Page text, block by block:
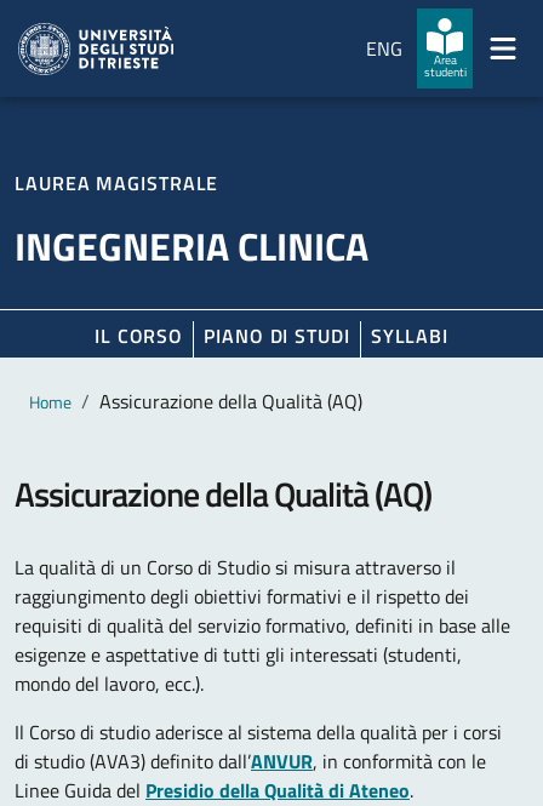
ENG
Area
studenti
LAUREA MAGISTRALE
INGEGNERIA CLINICA
IL CORSO PIANO DI STUDI SYLLABI
Contenuto principale
Breadcrumb
Home Assicurazione della Qualità (AQ)
Assicurazione della Qualità (AQ)
La qualità di un Corso di Studio si misura attraverso il
raggiungimento degli obiettivi formativi e il rispetto dei
requisiti di qualità del servizio formativo, definiti in base alle
esigenze e aspettative di tutti gli interessati (studenti,
mondo del lavoro, ecc.).
Il Corso di studio aderisce al sistema della qualità per i corsi
di studio (AVA3) definito dall’ANVUR, in conformità con le
Linee Guida del Presidio della Qualità di Ateneo.